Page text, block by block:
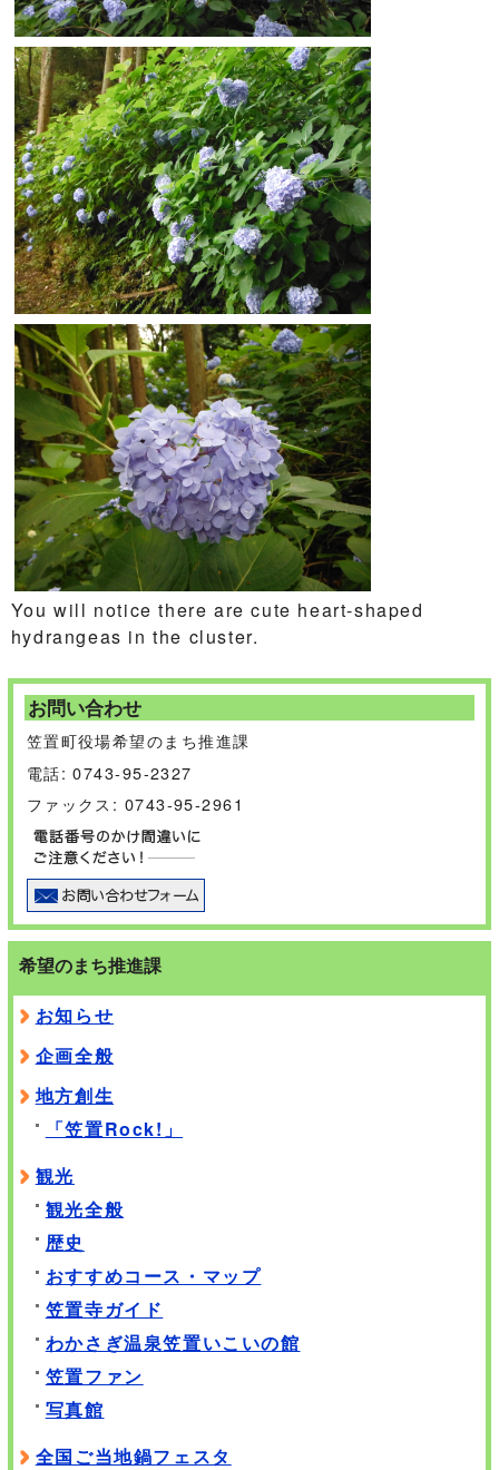
You will notice there are cute heart-shaped
hydrangeas in the cluster.
お問い合わせ
笠置町役場希望のまち推進課
電話: 0743-95-2327
ファックス: 0743-95-2961
希望のまち推進課
お知らせ
企画全般
地方創生
「笠置Rock!」
観光
観光全般
歴史
おすすめコース・マップ
笠置寺ガイド
わかさぎ温泉笠置いこいの館
笠置ファン
写真館
全国ご当地鍋フェスタ